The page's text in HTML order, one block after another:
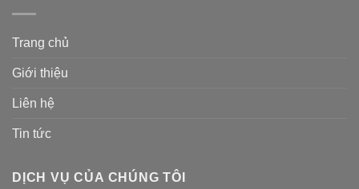
Trang chủ
Giới thiệu
Liên hệ
Tin tức
DỊCH VỤ CỦA CHÚNG TÔI